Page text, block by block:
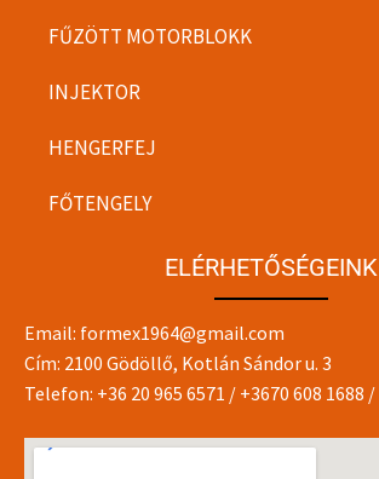
FŰZÖTT MOTORBLOKK
INJEKTOR
HENGERFEJ
FŐTENGELY
ELÉRHETŐSÉGEINK
Email: formex1964@gmail.com
Cím: 2100 Gödöllő, Kotlán Sándor u. 3
Telefon: +36 20 965 6571 / +3670 608 1688 /